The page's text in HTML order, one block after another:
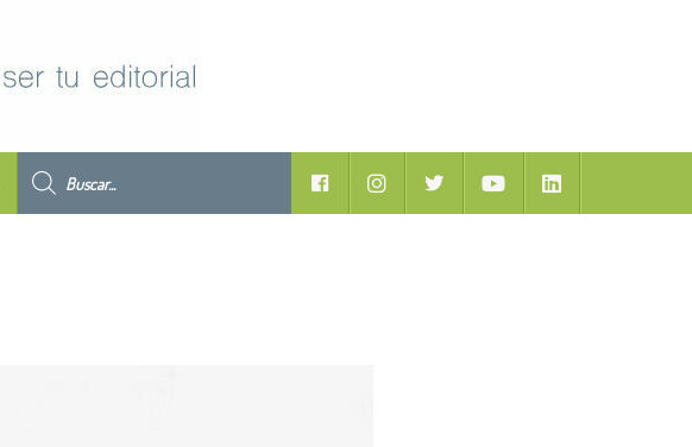
Facebook YoutubeLinkedIn